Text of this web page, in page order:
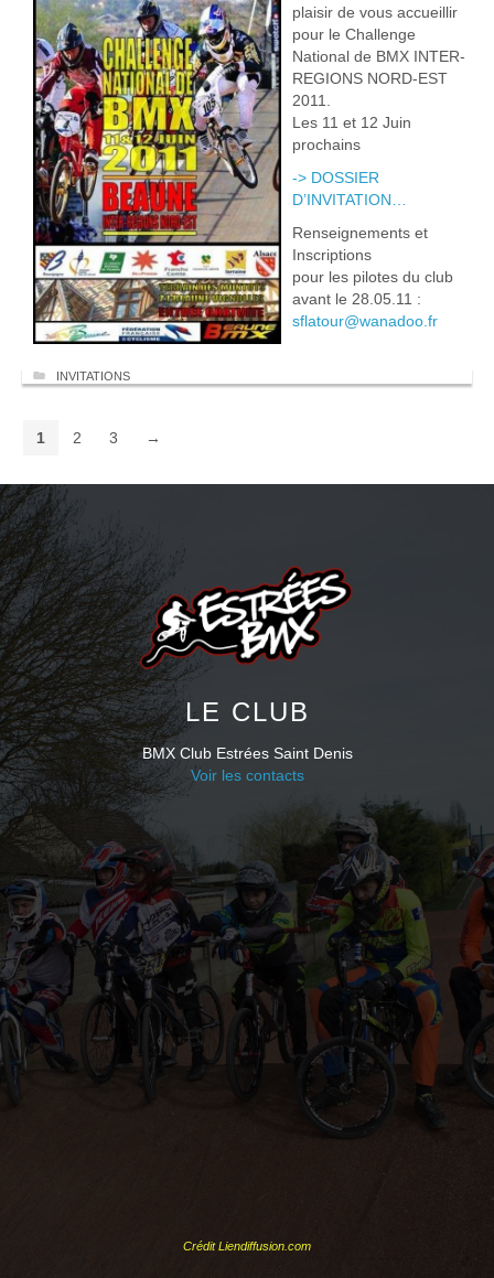
plaisir de vous accueillir
pour le Challenge
National de BMX INTER-
REGIONS NORD-EST
2011.
Les 11 et 12 Juin
prochains
-> DOSSIER
D’INVITATION…
Renseignements et
Inscriptions
pour les pilotes du club
avant le 28.05.11 :
sflatour@wanadoo.fr
INVITATIONS
1 2 3 →
LE CLUB
BMX Club Estrées Saint Denis
Voir les contacts
Crédit Liendiffusion.com